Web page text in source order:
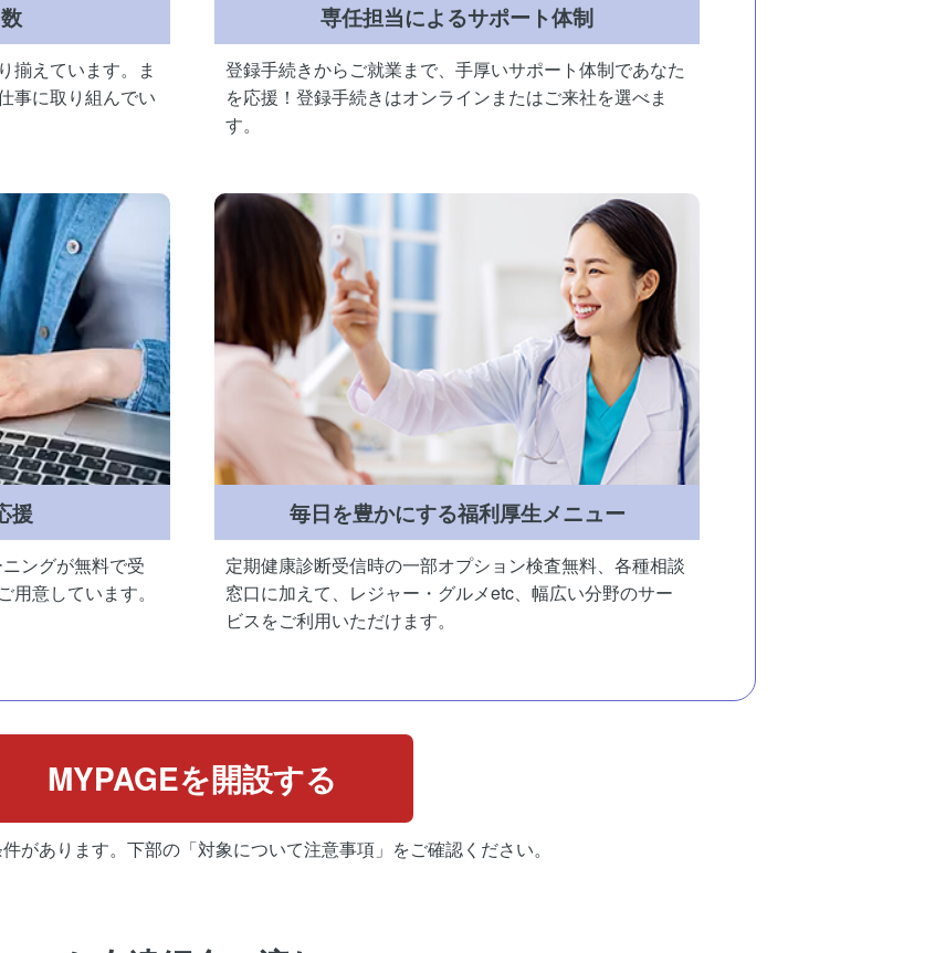
揃えています。ま
事に取り組んでい
専任担当によるサポート体制
登録手続きからご就業まで、手厚いサポート体制であなた
を応援！登録手続きはオンラインまたはご来社を選べま
す。
援
ングが無料で受
意しています。
毎日を豊かにする福利厚生メニュー
定期健康診断受信時の一部オプション検査無料、各種相談
窓口に加えて、レジャー・グルメetc、幅広い分野のサー
ビスをご利用いただけます。
MYPAGEを開設する
があります。下部の「対象について注意事項」をご確認ください。